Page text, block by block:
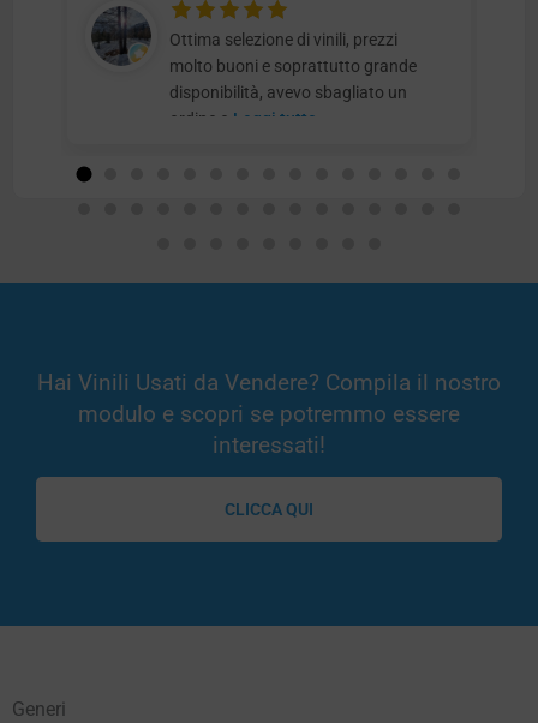
Ottima selezione di vinili, prezzi
molto buoni e soprattutto grande
disponibilità, avevo sbagliato un
ordine e Leggi tutto
Hai Vinili Usati da Vendere? Compila il nostro
modulo e scopri se potremmo essere
interessati!
CLICCA QUI
Generi